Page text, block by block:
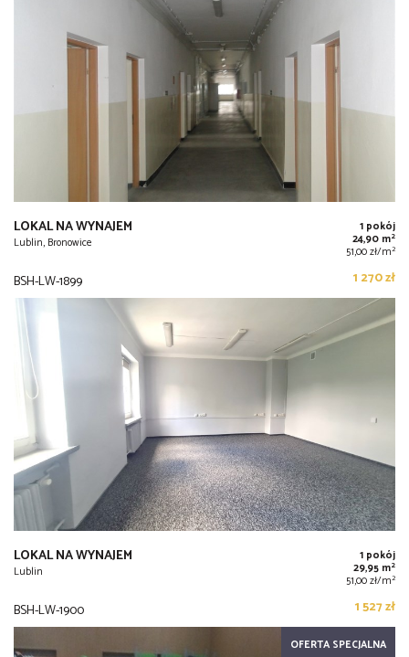
LOKAL NA WYNAJEM
Lublin, Bronowice
1 pokój
24,90 m2
51,00 zł/m2
BSH-LW-1899 1 270 zł
LOKAL NA WYNAJEM
Lublin
1 pokój
29,95 m2
51,00 zł/m2
BSH-LW-1900 1 527 zł
OFERTA SPECJALNA